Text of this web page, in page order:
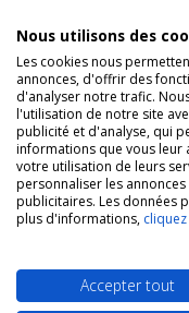
La Boutique des Chrétiens
référence !.
Nous utilisons des
Les cookies nous
annonces, d'offrir des
d'analyser notre trafic.
l'utilisation de notre site
publicité et d'analyse, qui
informations que vous leur
votre utilisation de leurs
personnaliser les
publicitaires. Les données
plus d'informations, cliquez
Accepter tout